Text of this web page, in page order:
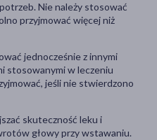
Nie należy stosować
przyjmować więcej niż
jednocześnie z innymi
stosowanymi w leczeniu
jeśli nie stwierdzono
skuteczność leku i
głowy przy wstawaniu.